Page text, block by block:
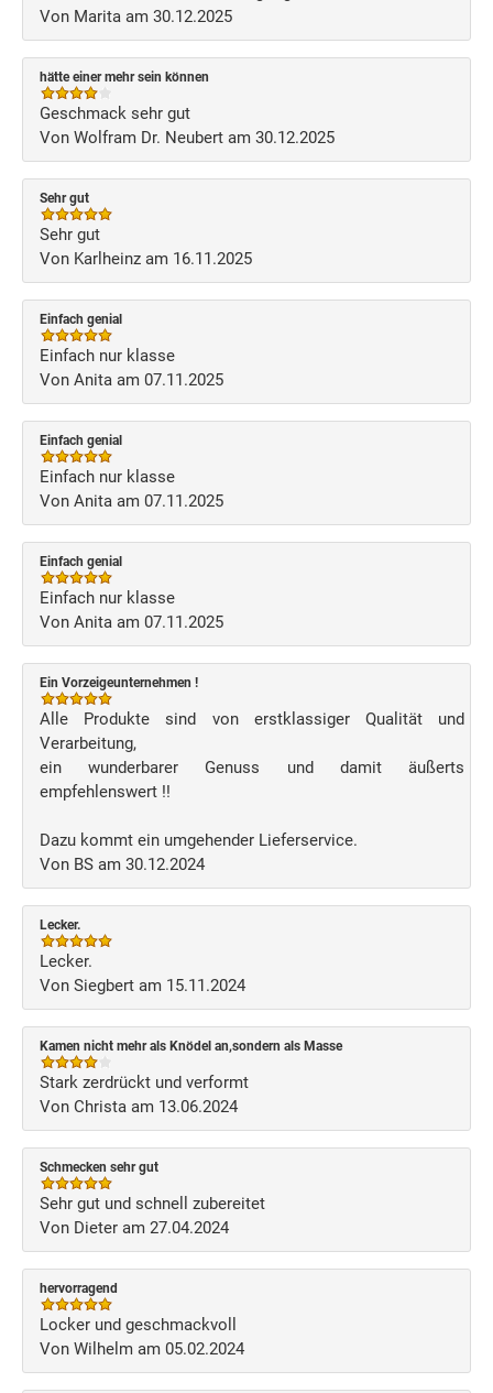
Von Marita am 30.12.2025
hätte einer mehr sein können
Geschmack sehr gut
Von Wolfram Dr. Neubert am 30.12.2025
Sehr gut
Sehr gut
Von Karlheinz am 16.11.2025
Einfach genial
Einfach nur klasse
Von Anita am 07.11.2025
Einfach genial
Einfach nur klasse
Von Anita am 07.11.2025
Einfach genial
Einfach nur klasse
Von Anita am 07.11.2025
Ein Vorzeigeunternehmen !
Alle Produkte sind von erstklassiger Qualität und
Verarbeitung,
ein wunderbarer Genuss und damit äußerts
empfehlenswert !!
Dazu kommt ein umgehender Lieferservice.
Von BS am 30.12.2024
Lecker.
Lecker.
Von Siegbert am 15.11.2024
Kamen nicht mehr als Knödel an,sondern als Masse
Stark zerdrückt und verformt
Von Christa am 13.06.2024
Schmecken sehr gut
Sehr gut und schnell zubereitet
Von Dieter am 27.04.2024
hervorragend
Locker und geschmackvoll
Von Wilhelm am 05.02.2024